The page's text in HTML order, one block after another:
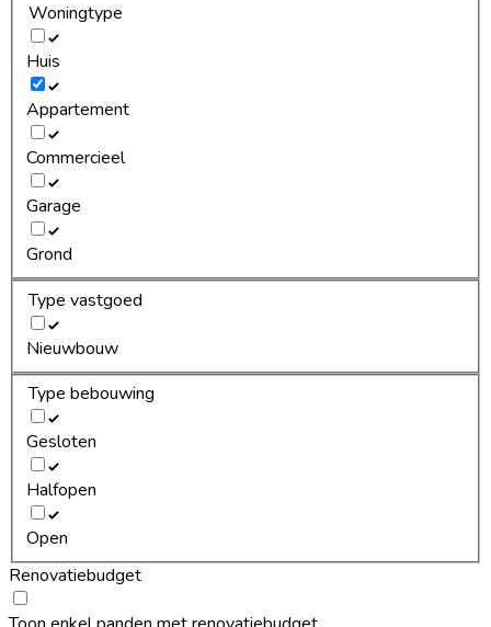
Woningtype
Huis
Appartement
Commercieel
Garage
Grond
Type vastgoed
Nieuwbouw
Type bebouwing
Gesloten
Halfopen
Open
Renovatiebudget